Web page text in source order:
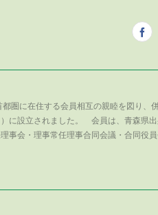
圏に在住する会員相互の親睦を図り、
に設立されました。 会員は、青森県
事会・理事常任理事合同会議・合同役